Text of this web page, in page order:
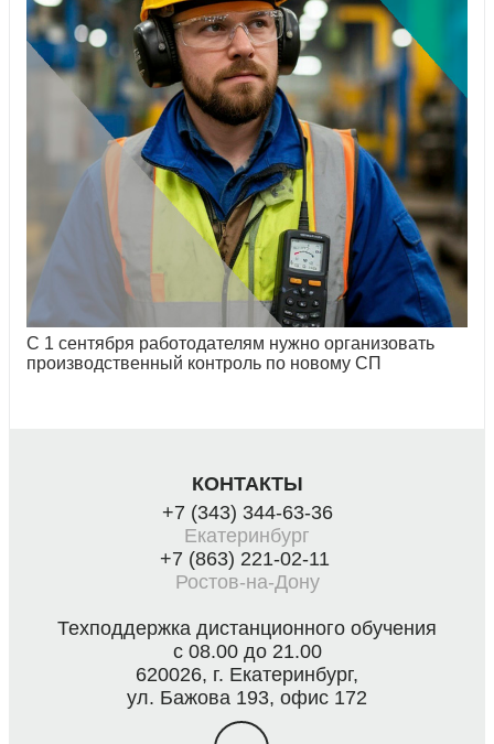
С 1 сентября работодателям нужно организовать
производственный контроль по новому СП
КОНТАКТЫ
+7 (343) 344-63-36
Екатеринбург
+7 (863) 221-02-11
Ростов-на-Дону
Техподдержка дистанционного обучения
с 08.00 до 21.00
620026, г. Екатеринбург,
ул. Бажова 193, офис 172